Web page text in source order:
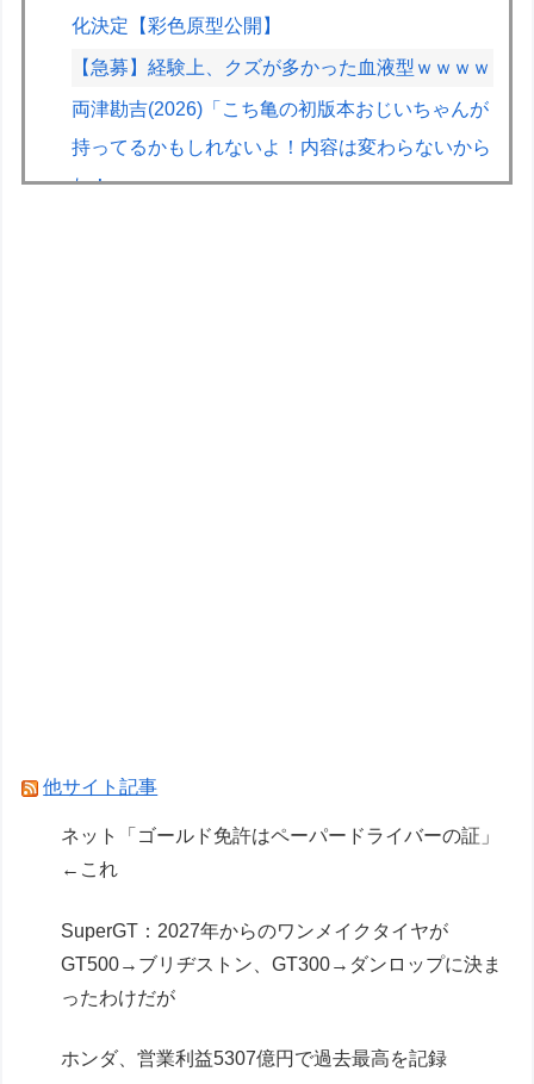
化決定【彩色原型公開】
【急募】経験上、クズが多かった血液型ｗｗｗｗ
両津勘吉(2026)「こち亀の初版本おじいちゃんが
持ってるかもしれないよ！内容は変わらないから
ね！」
他サイト記事
ネット「ゴールド免許はペーパードライバーの証」
←これ
SuperGT：2027年からのワンメイクタイヤが
GT500→ブリヂストン、GT300→ダンロップに決ま
ったわけだが
ホンダ、営業利益5307億円で過去最高を記録